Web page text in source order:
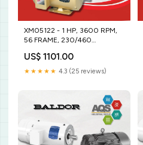
XM05122 - 1 HP, 3600 RPM,
56 FRAME, 230/460
US$ 1101.00
★★★★★ 4.3 (25 reviews)